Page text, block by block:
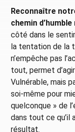
Reconnaître
chemin
côté dans le
la tentation de la
n’empêche pas
tout, permet
Vulnérable, mais
soi-même pour
quelconque » de
dans tout ce qu’il
résultat.